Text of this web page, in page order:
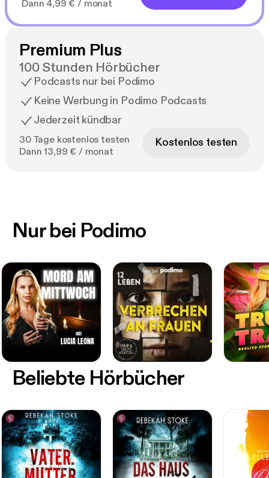
Dann 4,99 € / monat
Premium Plus
100 Stunden Hörbücher
Podcasts nur bei Podimo
Keine Werbung in Podimo Podcasts
Jederzeit kündbar
30 Tage kostenlos testen
Dann 13,99 € / monat
Kostenlos testen
Nur bei Podimo
Beliebte Hörbücher